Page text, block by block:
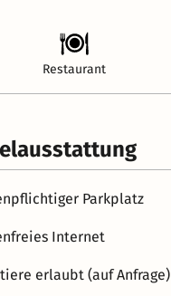
Restaurant
Parkplatz
Internet
erlaubt (auf Anfrage)